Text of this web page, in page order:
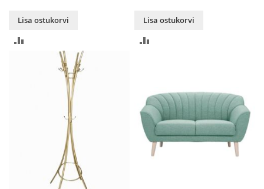
Lisa ostukorvi
VÕRDLUSESSE
Lisa ostukorvi